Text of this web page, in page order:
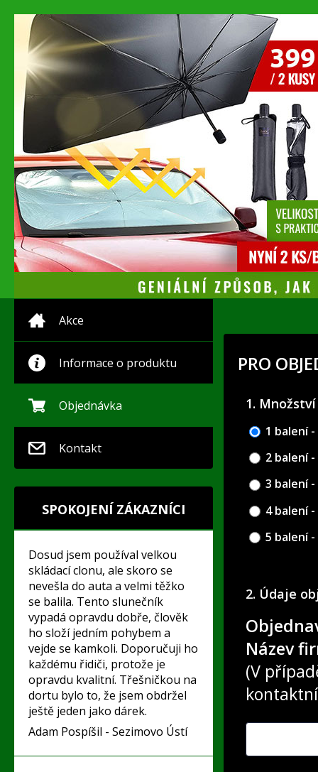
Akce
Informace o produktu
Objednávka
Kontakt
SPOKOJENÍ ZÁKAZNÍCI
Dosud jsem používal velkou
skládací clonu, ale skoro se
nevešla do auta a velmi těžko
se balila. Tento slunečník
vypadá opravdu dobře, člověk
ho složí jedním pohybem a
vejde se kamkoli. Doporučuji ho
každému řidiči, protože je
opravdu kvalitní. Třešničkou na
dortu bylo to, že jsem obdržel
ještě jeden jako dárek.
Adam Pospíšil - Sezimovo Ústí
PRO
1. Množství
1 balení -
2 balení -
3 balení -
4 balení -
5 balení -
2. Údaje
Název
(V